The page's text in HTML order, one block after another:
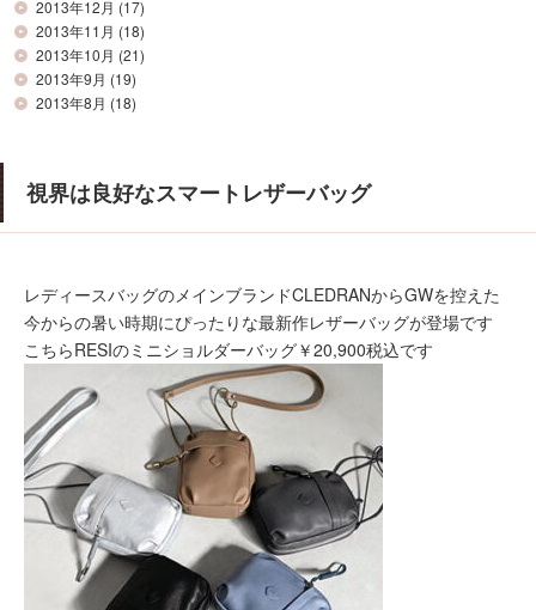
2013年12月 (17)
2013年11月 (18)
2013年10月 (21)
2013年9月 (19)
2013年8月 (18)
視界は良好なスマートレザーバッグ
レディースバッグのメインブランドCLEDRANからGWを控えた
今からの暑い時期にぴったりな最新作レザーバッグが登場です
こちらRESIのミニショルダーバッグ￥20,900税込です